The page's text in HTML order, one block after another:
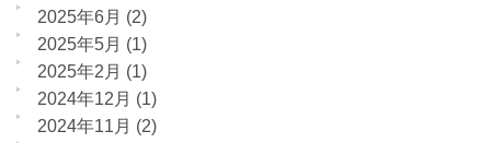
2025年6月 (2)
2025年5月 (1)
2025年2月 (1)
2024年12月 (1)
2024年11月 (2)